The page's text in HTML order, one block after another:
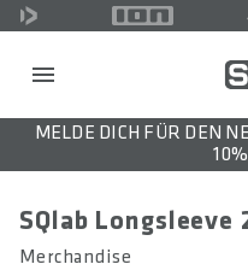
MELDE DICH FÜR DEN
SQlab Longsleeve
Merchandise